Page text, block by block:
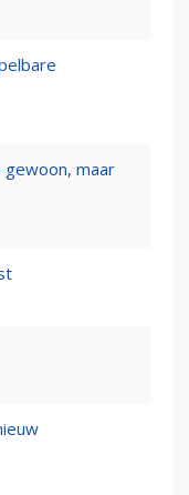
gewoon, maar